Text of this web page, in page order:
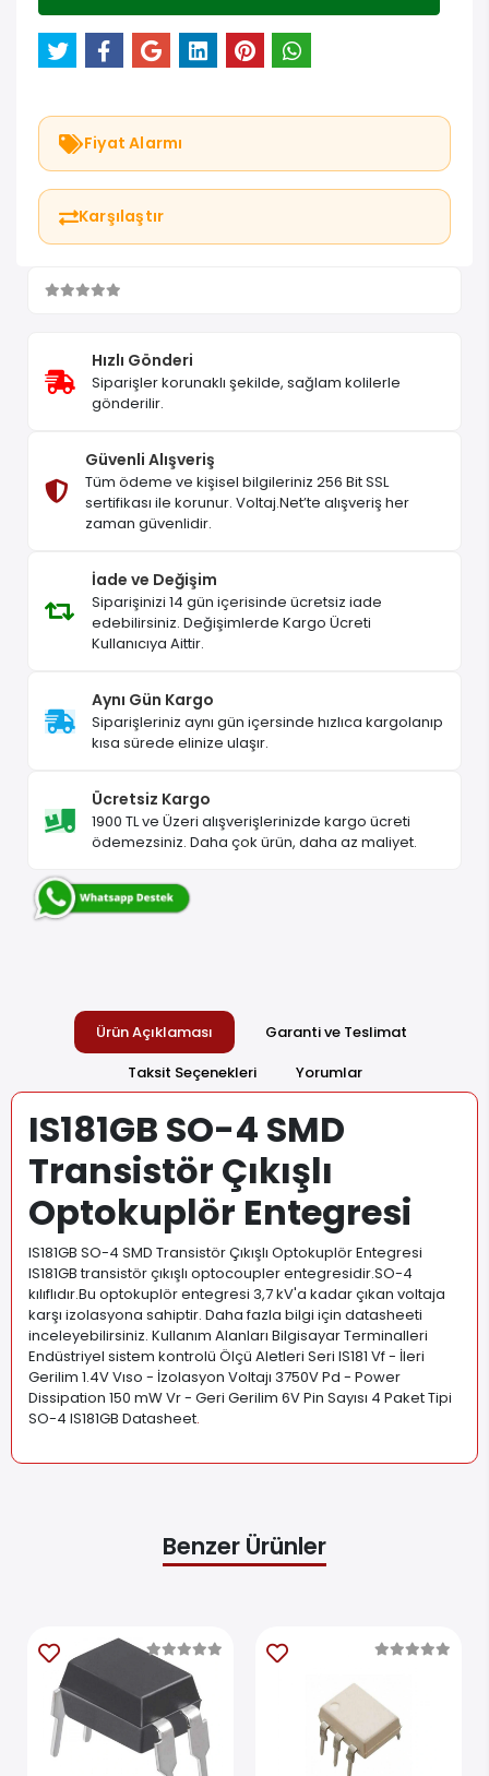
Fiyat Alarmı
Karşılaştır
Hızlı Gönderi
Siparişler korunaklı şekilde, sağlam kolilerle
gönderilir.
Güvenli Alışveriş
Tüm ödeme ve kişisel bilgileriniz 256 Bit SSL
sertifikası ile korunur. Voltaj.Net’te alışveriş her
zaman güvenlidir.
İade ve Değişim
Siparişinizi 14 gün içerisinde ücretsiz iade
edebilirsiniz. Değişimlerde Kargo Ücreti
Kullanıcıya Aittir.
Aynı Gün Kargo
Siparişleriniz aynı gün içersinde hızlıca kargolanıp
kısa sürede elinize ulaşır.
Ücretsiz Kargo
1900 TL ve Üzeri alışverişlerinizde kargo ücreti
ödemezsiniz. Daha çok ürün, daha az maliyet.
Ürün Açıklaması
Garanti ve Teslimat
Taksit Seçenekleri
Yorumlar
IS181GB SO-4 SMD
Transistör Çıkışlı
Optokuplör Entegresi
IS181GB SO-4 SMD Transistör Çıkışlı Optokuplör Entegresi
IS181GB transistör çıkışlı optocoupler entegresidir.SO-4
kılıflıdır.Bu optokuplör entegresi 3,7 kV'a kadar çıkan voltaja
karşı izolasyona sahiptir. Daha fazla bilgi için datasheeti
inceleyebilirsiniz. Kullanım Alanları Bilgisayar Terminalleri
Endüstriyel sistem kontrolü Ölçü Aletleri Seri IS181 Vf - İleri
Gerilim 1.4V Vıso - İzolasyon Voltajı 3750V Pd - Power
Dissipation 150 mW Vr - Geri Gerilim 6V Pin Sayısı 4 Paket Tipi
SO-4 IS181GB Datasheet.
Benzer Ürünler